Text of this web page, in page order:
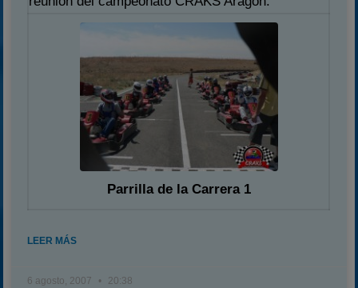
Parrilla de la Carrera 1
LEER MÁS
6 agosto, 2007 20:38